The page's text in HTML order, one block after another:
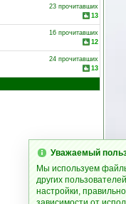
23 прочитавших
13
16 прочитавших
12
24 прочитавших
13
Уважаемый
Мы используем
других
настройки,